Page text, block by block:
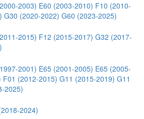
2003) E60 (2003-2010) F10 (2010-
G30 (2020-2022) G60 (2023-2025)
2015) F12 (2015-2017) G32 (2017-
2001) E65 (2001-2005) E65 (2005-
F01 (2012-2015) G11 (2015-2019) G11
2025)
2024)